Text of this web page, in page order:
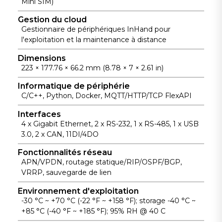
permet le
développeme
nt
d'applications
personnalisée
s et le
traitement
local des
données à
bord du train.
de
vidéosurveillan
ce, d'affichage
numérique et
de gestion de
flottes.
Gestion du cloud
Gestionnaire de périphériques InHand pour
l'exploitation et la maintenance à distance
Dimensions
223 × 177.76 × 66.2 mm (8.78 × 7 × 2.61 in)
Informatique de périphérie
C/C++, Python, Docker, MQTT/HTTP/TCP FlexAPI
Interfaces
4 x Gigabit Ethernet, 2 x RS-232, 1 x RS-485, 1 x USB
3.0, 2 x CAN, 11DI/4DO
Fonctionnalités réseau
APN/VPDN, routage statique/RIP/OSPF/BGP,
VRRP, sauvegarde de lien
Environnement d'exploitation
-30 °C ~ +70 °C (-22 °F ~ +158 °F); storage -40 °C ~
+85 °C (-40 °F ~ +185 °F); 95% RH @ 40 C